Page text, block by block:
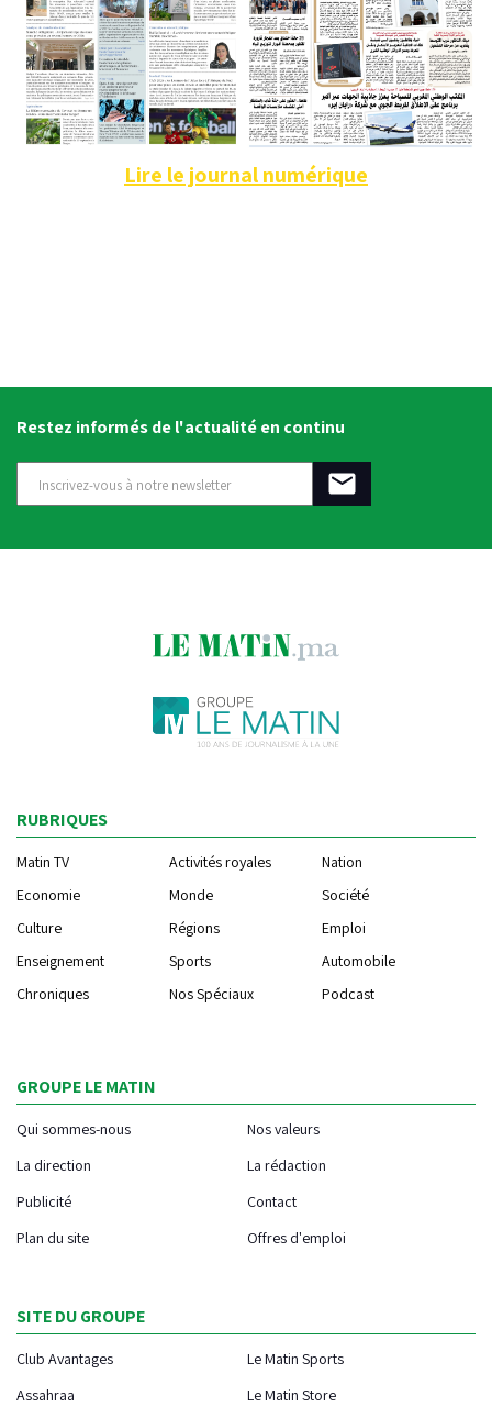
Lire le journal numérique
Restez informés de l'actualité en continu
RUBRIQUES
Matin TV Activités royales
Nation
Economie
Monde
Société
Culture
Régions
Emploi
Enseignement
Sports
Automobile
Chroniques
Nos Spéciaux Podcast
GROUPE LE MATIN
Qui sommes-nous
Nos valeurs
La direction
La rédaction
Publicité
Contact
Plan du site
Offres d'emploi
SITE DU GROUPE
Club Avantages
Le Matin Sports
Assahraa
Le Matin Store